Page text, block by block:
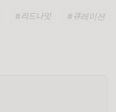
#리드나잇 #큐레이션